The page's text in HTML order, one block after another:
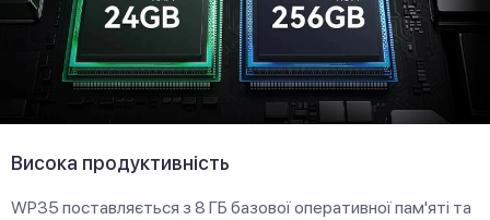
Висока продуктивність
WP35 поставляється з 8 ГБ базової оперативної пам'яті та